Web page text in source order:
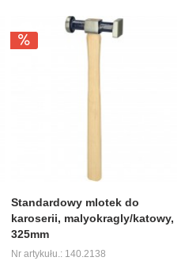
Standardowy mlotek do
karoserii, malyokragly/katowy,
325mm
Nr artykułu.: 140.2138